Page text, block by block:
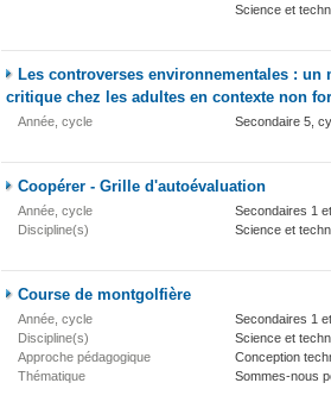
Science et
Les controverses environnementales :
critique chez les adultes en contexte non
Année, cycle Secondaire 5,
Coopérer - Grille d'autoévaluation
Année, cycle
Secondaires 1
Discipline(s)
Science et
Course de montgolfière
Année, cycle
Secondaires 1
Discipline(s)
Science et
Approche pédagogique
Conception
Thématique
Sommes-nous